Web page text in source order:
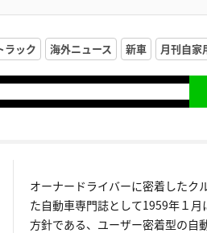
ラック 海外ニュース 新車 月刊自家
オーナードライバーに密着したク
た自動車専門誌として1959年１
方針である、ユーザー密着型の自